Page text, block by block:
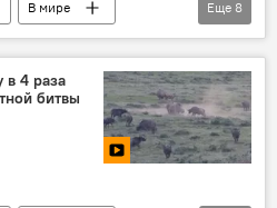
В мире
ЮАР
джип
из мира животных
Еще 8
в 4 раза
битвы